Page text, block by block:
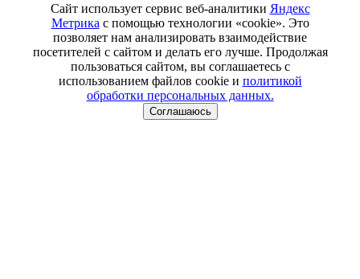
Сайт использует сервис веб-аналитики Яндекс
Метрика с помощью технологии «cookie». Это
позволяет нам анализировать взаимодействие
посетителей с сайтом и делать его лучше. Продолжая
пользоваться сайтом, вы соглашаетесь с
использованием файлов cookie и политикой
обработки персональных данных.
Соглашаюсь